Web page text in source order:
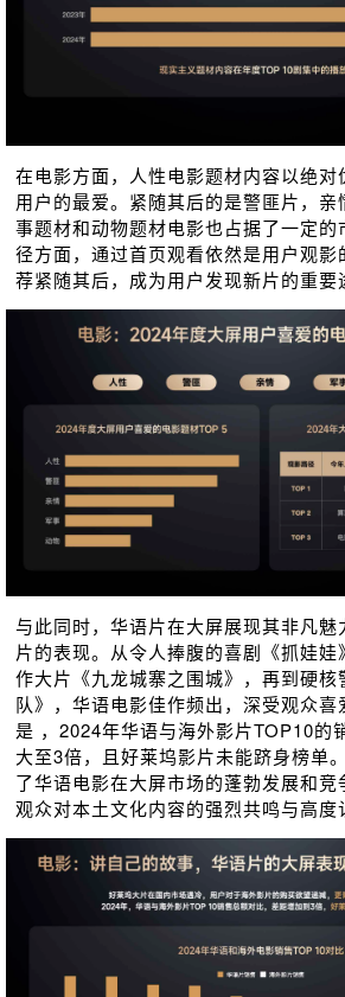
在电影方面，人性电影题材内容以绝对
用户的最爱。紧随其后的是警匪片，亲
事题材和动物题材电影也占据了⼀定
径方面，通过首页观看依然是用户观影
荐紧随其后，成为用户发现新片的重要
与此同时，华语片在大屏展现其非凡
片的表现。从令人捧腹的喜剧《抓娃
作大片《九龙城寨之围城》，再到硬核
队》，华语电影佳作频出，深受观众喜
是 ，2024年华语与海外影片TOP10的
大至3倍，且好莱坞影片未能跻身榜单
了华语电影在大屏市场的蓬勃发展和竞
观众对本土⽂化内容的强烈共鸣与高度